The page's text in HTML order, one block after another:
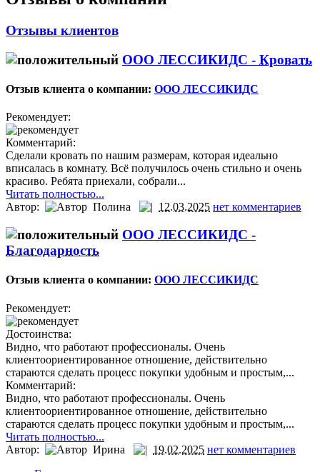
Отзывы клиентов
ООО ЛЕССИКИДС - Кровать
Отзыв клиента о компании: ООО ЛЕССИКИДС
Рекомендует:
Комментарий:
Сделали кровать по нашим размерам, которая идеально
вписалась в комнату. Всё получилось очень стильно и очень
красиво. Ребята приехали, собрали...
Читать полностью...
Автор:
Полина 12.03.2025 нет комментариев
ООО ЛЕССИКИДС -
Благодарность
Отзыв клиента о компании: ООО ЛЕССИКИДС
Рекомендует:
Достоинства:
Видно, что работают профессионалы. Очень
клиентоориентированное отношение, действительно
стараются сделать процесс покупки удобным и простым,...
Комментарий:
Видно, что работают профессионалы. Очень
клиентоориентированное отношение, действительно
стараются сделать процесс покупки удобным и простым,...
Читать полностью...
Автор:
Ирина 19.02.2025 нет комментариев